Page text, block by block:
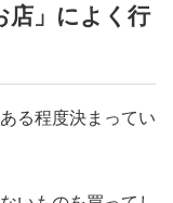
店」によく行
る程度決まってい